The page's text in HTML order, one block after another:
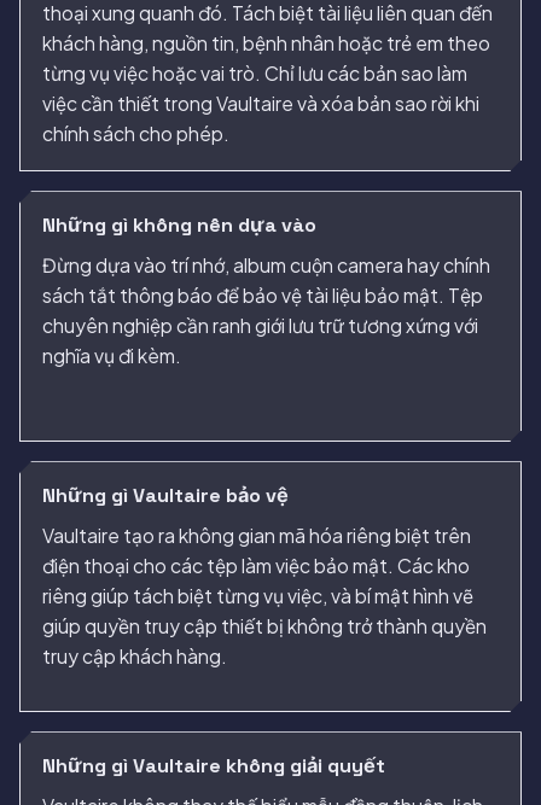
thoại xung quanh đó. Tách biệt tài liệu liên quan đến
khách hàng, nguồn tin, bệnh nhân hoặc trẻ em theo
từng vụ việc hoặc vai trò. Chỉ lưu các bản sao làm
việc cần thiết trong Vaultaire và xóa bản sao rời khi
chính sách cho phép.
Những gì không nên dựa vào
Đừng dựa vào trí nhớ, album cuộn camera hay chính
sách tắt thông báo để bảo vệ tài liệu bảo mật. Tệp
chuyên nghiệp cần ranh giới lưu trữ tương xứng với
nghĩa vụ đi kèm.
Những gì Vaultaire bảo vệ
Vaultaire tạo ra không gian mã hóa riêng biệt trên
điện thoại cho các tệp làm việc bảo mật. Các kho
riêng giúp tách biệt từng vụ việc, và bí mật hình vẽ
giúp quyền truy cập thiết bị không trở thành quyền
truy cập khách hàng.
Những gì Vaultaire không giải quyết